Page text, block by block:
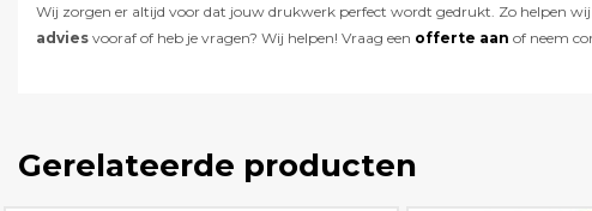
Wij zorgen er altijd voor dat jouw drukwerk perfect wordt gedrukt. Zo helpen
advies vooraf of heb je vragen? Wij helpen! Vraag een offerte aan of neem
Gerelateerde producten